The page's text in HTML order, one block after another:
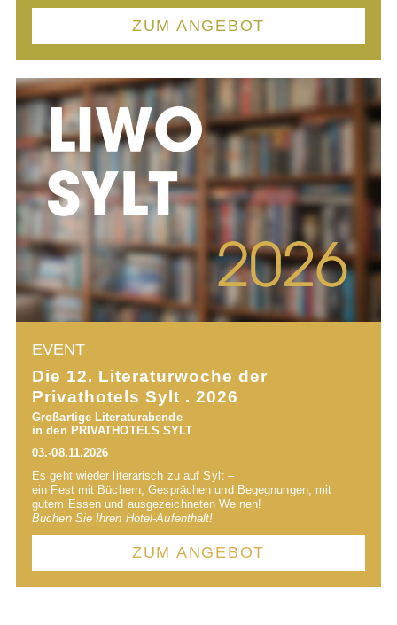
ZUM ANGEBOT
EVENT
Die 12. Literatur­woche der
Privathotels Sylt . 2026
Großartige Literaturabende
in den PRIVATHOTELS SYLT
03.-08.11.2026
Es geht wieder literarisch zu auf Sylt –
ein Fest mit Büchern, Gesprächen und Begegnungen; mit
gutem Essen und ausgezeichneten Weinen!
Buchen Sie Ihren Hotel-Aufenthalt!
ZUM ANGEBOT